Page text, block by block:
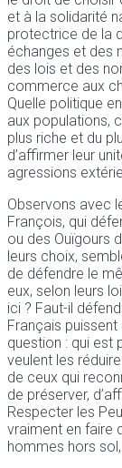
et à la solidarité
protectrice de la
échanges et des
des lois et des
commerce aux
Quelle politique
aux populations,
plus riche et du
d’affirmer leur
agressions
Observons avec
François, qui
ou des Ouïgours
leurs choix,
de défendre le
eux, selon leurs
ici ? Faut-il
Français
question : qui est
veulent les
de ceux qui
de préserver,
Respecter les
vraiment en faire
hommes hors